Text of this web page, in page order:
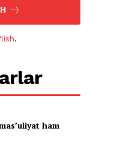
.
ham